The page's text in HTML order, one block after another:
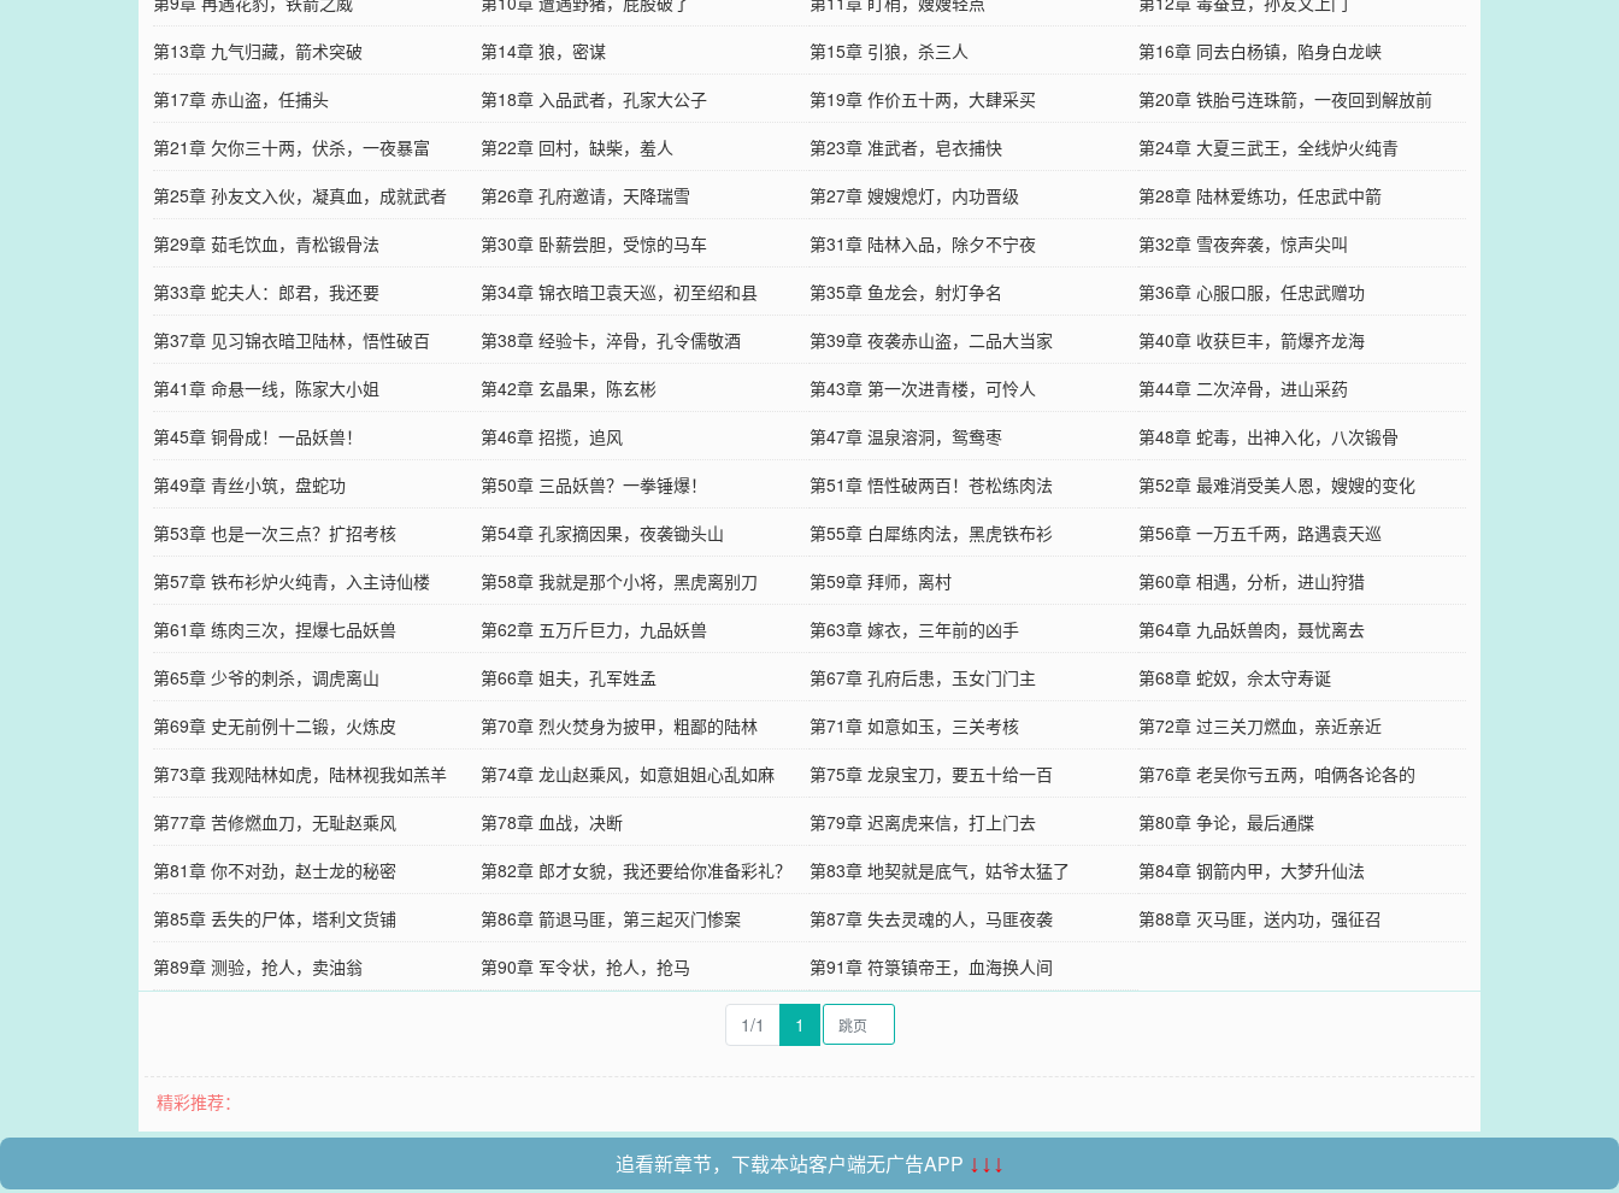
第13章 九气归藏，箭术突破
第14章 狼，密谋 第15章 引狼，杀三人
第16章 同去白杨镇，陷身白龙峡
第17章 赤山盗，任捕头
第18章 入品武者，孔家大公子 第19章 作价五十两，大肆采买
第20章 铁胎弓连珠箭，一夜回到解放前
第21章 欠你三十两，伏杀，一夜暴富
第22章 回村，缺柴，羞人 第23章 准武者，皂衣捕快
第24章 大夏三武王，全线炉火纯青
第25章 孙友文入伙，凝真血，成就武者
第26章 孔府邀请，天降瑞雪 第27章 嫂嫂熄灯，内功晋级
第28章 陆林爱练功，任忠武中箭
第29章 茹毛饮血，青松锻骨法
第30章 卧薪尝胆，受惊的马车 第31章 陆林入品，除夕不宁夜
第32章 雪夜奔袭，惊声尖叫
第33章 蛇夫人：郎君，我还要
第34章 锦衣暗卫袁天巡，初至绍和县 第35章 鱼龙会，射灯争名
第36章 心服口服，任忠武赠功
第37章 见习锦衣暗卫陆林，悟性破百
第38章 经验卡，淬骨，孔令儒敬酒 第39章 夜袭赤山盗，二品大当家
第40章 收获巨丰，箭爆齐龙海
第41章 命悬一线，陈家大小姐
第42章 玄晶果，陈玄彬 第43章 第一次进青楼，可怜人
第44章 二次淬骨，进山采药
第45章 铜骨成！一品妖兽！
第46章 招揽，追风 第47章 温泉溶洞，鸳鸯枣
第48章 蛇毒，出神入化，八次锻骨
第49章 青丝小筑，盘蛇功
第50章 三品妖兽？一拳锤爆！ 第51章 悟性破两百！苍松练肉法
第52章 最难消受美人恩，嫂嫂的变化
第53章 也是一次三点？扩招考核
第54章 孔家摘因果，夜袭锄头山 第55章 白犀练肉法，黑虎铁布衫
第56章 一万五千两，路遇袁天巡
第57章 铁布衫炉火纯青，入主诗仙楼
第58章 我就是那个小将，黑虎离别刀 第59章 拜师，离村
第60章 相遇，分析，进山狩猎
第61章 练肉三次，捏爆七品妖兽
第62章 五万斤巨力，九品妖兽 第63章 嫁衣，三年前的凶手
第64章 九品妖兽肉，聂忧离去
第65章 少爷的刺杀，调虎离山
第66章 姐夫，孔军姓孟 第67章 孔府后患，玉女门门主
第68章 蛇奴，佘太守寿诞
第69章 史无前例十二锻，火炼皮
第70章 烈火焚身为披甲，粗鄙的陆林 第71章 如意如玉，三关考核
第72章 过三关刀燃血，亲近亲近
第73章 我观陆林如虎，陆林视我如羔羊
第74章 龙山赵乘风，如意姐姐心乱如麻 第75章 龙泉宝刀，要五十给一百
第76章 老吴你亏五两，咱俩各论各的
第77章 苦修燃血刀，无耻赵乘风
第78章 血战，决断 第79章 迟离虎来信，打上门去
第80章 争论，最后通牒
第81章 你不对劲，赵士龙的秘密
第82章 郎才女貌，我还要给你准备彩礼？ 第83章 地契就是底气，姑爷太猛了
第84章 钢箭内甲，大梦升仙法
第85章 丢失的尸体，塔利文货铺
第86章 箭退马匪，第三起灭门惨案 第87章 失去灵魂的人，马匪夜袭
第88章 灭马匪，送内功，强征召
第89章 测验，抢人，卖油翁
第90章 军令状，抢人，抢马 第91章 符箓镇帝王，血海换人间
1/1 1
精彩推荐：
追看新章节，下载本站客户端无广告APP ↓↓↓